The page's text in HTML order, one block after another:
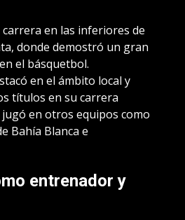
en las inferiores de
donde demostró un gran
el básquetbol.
en el ámbito local y
títulos en su carrera
en otros equipos como
Bahía Blanca e
entrenador y